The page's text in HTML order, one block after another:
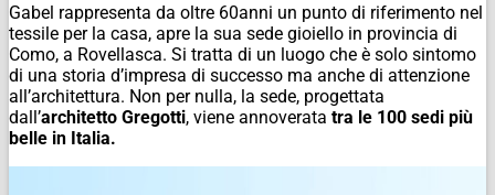
Gabel rappresenta da oltre 60anni un punto di riferimento nel
tessile per la casa, apre la sua sede gioiello in provincia di
Como, a Rovellasca. Si tratta di un luogo che è solo sintomo
di una storia d’impresa di successo ma anche di attenzione
all’architettura. Non per nulla, la sede, progettata
dall’architetto Gregotti, viene annoverata tra le 100 sedi più
belle in Italia.